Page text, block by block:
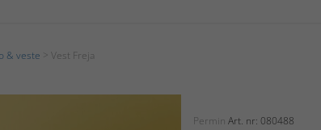
& veste > Vest Freja
Permin Art. nr: 080488